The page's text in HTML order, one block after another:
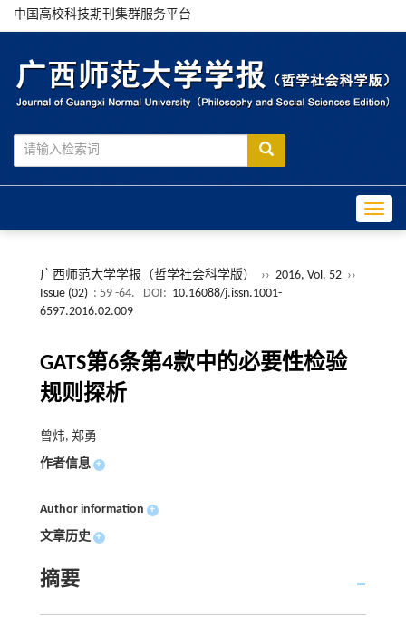
中国高校科技期刊集群服务平台
广西师范大学学报（哲学社会科学版） ›› 2016, Vol. 52 ››
Issue (02) : 59 -64. DOI: 10.16088/j.issn.1001-
6597.2016.02.009
GATS第6条第4款中的必要性检验
规则探析
曾炜, 郑勇
作者信息 +
Author information +
文章历史 +
摘要